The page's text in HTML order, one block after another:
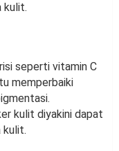
kulit.
seperti vitamin C
memperbaiki
kulit diyakini dapat
kulit.